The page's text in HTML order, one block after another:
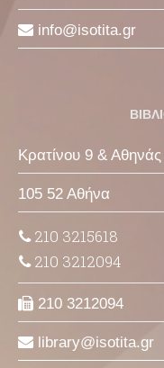
info isotita gr
Κρατίνου 9 &
105 52 Αθήνα
210 3215618
210 3212094
210 3212094
library isotita gr